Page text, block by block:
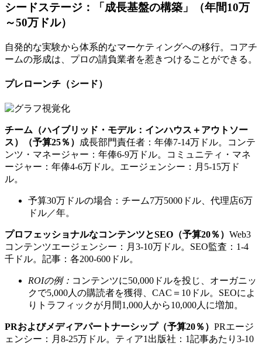
シードステージ：「成長基盤の構築」（年間10万
～50万ドル）
自発的な実験から体系的なマーケティングへの移行。コアチ
ームの形成は、プロの請負業者を惹きつけることができる。
プレローンチ（シード）
チーム（ハイブリッド・モデル：インハウス＋アウトソー
ス）（予算25％）
成長部門責任者：年俸7-14万ドル。コンテ
ンツ・マネージャー：年俸6-9万ドル。コミュニティ・マネ
ージャー：年俸4-6万ドル。エージェンシー：月5-15万ド
ル。
予算30万ドルの場合：チーム7万5000ドル、代理店6万
ドル／年。
プロフェッショナルなコンテンツとSEO（予算20％） Web3
コンテンツエージェンシー：月3-10万ドル。SEO監査：1-4
千ドル。記事：各200-600ドル。
ROIの例： コンテンツに50,000ドルを投じ、オーガニッ
クで5,000人の購読者を獲得、CAC＝10ドル。SEOによ
りトラフィックが月間1,000人から10,000人に増加。
PRおよびメディアパートナーシップ（予算20％） PRエージ
ェンシー：月8-25万ドル。ティア1出版社：1記事あたり3-10